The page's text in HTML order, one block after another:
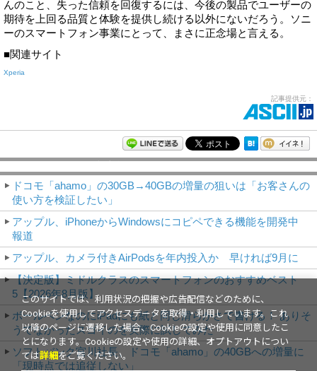
んのこと、失った信頼を回復するには、今後の製品でユーザーの
期待を上回る品質と体験を提供し続ける以外にないだろう。ソニ
ーのスマートフォン事業にとって、まさに正念場と言える。
■関連サイト
Xperia
記事提供元：
ドコモ「ahamo」の30GB→40GBの増量の狙いは「お客さんの
使い方を検証したい」
アップル、iPhoneからWindowsにコピペできる機能を開発中
報道
アップル、カメラ付きAirPodsを年内投入か 早ければ9月に
【決定版】ミドルクラスのスマートフォンのおすすめベスト
5【2026年8月版】
ボールペンなのにiPadにも紙と同じ滑らかさで書ける！ ありそ
うでなかったスゴイのを実際に試してみた
ソフトバンク宮川社長、ドコモ「ahamo」の40GBへの増量に
「現時点では追従しない」
このサイトでは、利用状況の把握や広告配信などのために、
Cookieを使用してアクセスデータを取得・利用しています。これ
以降のページに遷移した場合、Cookieの設定や使用に同意したこ
とになります。Cookieの設定や使用の詳細、オプトアウトについ
ては詳細をご覧ください。